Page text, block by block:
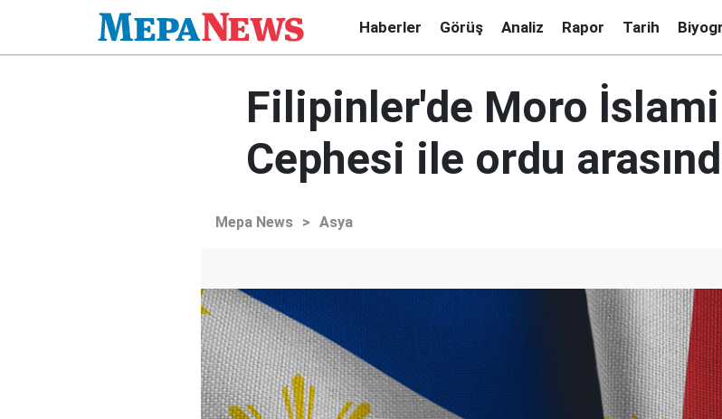
Haberler Görüş Analiz Rapor Tarih
Filipinler'de Moro
Cephesi ile ordu
Mepa News > Asya